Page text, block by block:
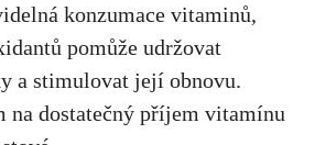
konzumace vitaminů,
pomůže udržovat
a stimulovat‍ její obnovu.
na dostatečný příjem vitamínu